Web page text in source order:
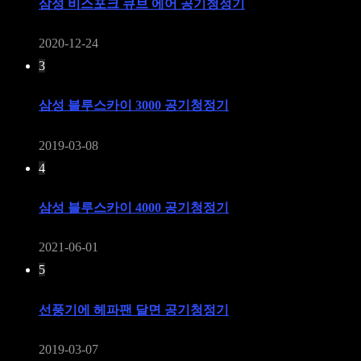
삼성 비스포크 큐브 에어 공기청정기
2020-12-24
3
삼성 블루스카이 3000 공기청정기
2019-03-08
4
삼성 블루스카이 4000 공기청정기
2021-06-01
5
선풍기에 헤파팬 달면 공기청정기
2019-03-07